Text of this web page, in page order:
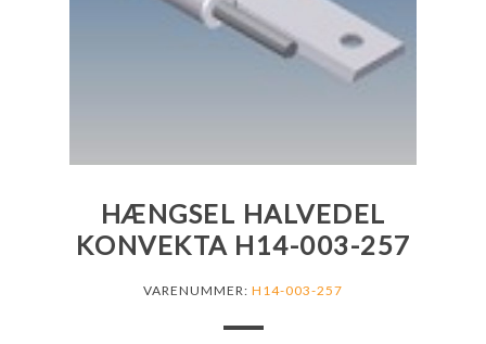
HÆNGSEL HALVEDEL
KONVEKTA H14-003-257
VARENUMMER: H14-003-257